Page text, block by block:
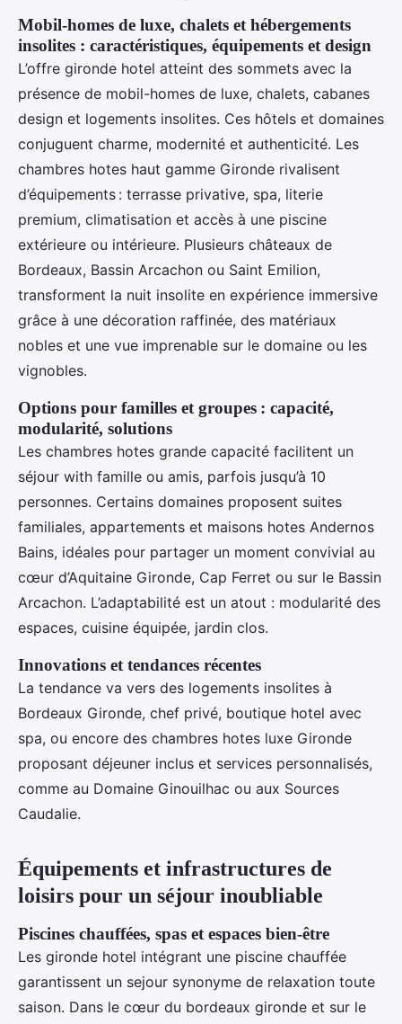
Mobil-homes de luxe, chalets et hébergements
insolites : caractéristiques, équipements et design
L’offre gironde hotel atteint des sommets avec la
présence de mobil-homes de luxe, chalets, cabanes
design et logements insolites. Ces hôtels et domaines
conjuguent charme, modernité et authenticité. Les
chambres hotes haut gamme Gironde rivalisent
d’équipements : terrasse privative, spa, literie
premium, climatisation et accès à une piscine
extérieure ou intérieure. Plusieurs châteaux de
Bordeaux, Bassin Arcachon ou Saint Emilion,
transforment la nuit insolite en expérience immersive
grâce à une décoration raffinée, des matériaux
nobles et une vue imprenable sur le domaine ou les
vignobles.
Options pour familles et groupes : capacité,
modularité, solutions
Les chambres hotes grande capacité facilitent un
séjour with famille ou amis, parfois jusqu’à 10
personnes. Certains domaines proposent suites
familiales, appartements et maisons hotes Andernos
Bains, idéales pour partager un moment convivial au
cœur d’Aquitaine Gironde, Cap Ferret ou sur le Bassin
Arcachon. L’adaptabilité est un atout : modularité des
espaces, cuisine équipée, jardin clos.
Innovations et tendances récentes
La tendance va vers des logements insolites à
Bordeaux Gironde, chef privé, boutique hotel avec
spa, ou encore des chambres hotes luxe Gironde
proposant déjeuner inclus et services personnalisés,
comme au Domaine Ginouilhac ou aux Sources
Caudalie.
Équipements et infrastructures de
loisirs pour un séjour inoubliable
Piscines chauffées, spas et espaces bien-être
Les gironde hotel intégrant une piscine chauffée
garantissent un sejour synonyme de relaxation toute
saison. Dans le cœur du bordeaux gironde et sur le